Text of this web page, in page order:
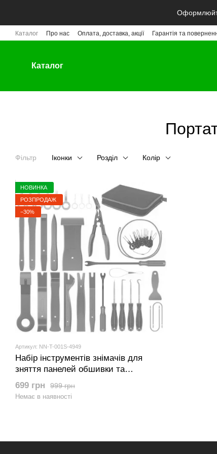
Каталог Про нас Оплата, доставка, акції Гарантія та
Каталог
Фільтр Іконки Розділ Колір
НОВИНКА
РОЗПРОДАЖ
−30%
Артикул: NN-T-001S-4949
Набір інструментів знімачів для
зняття панелей обшивки та
елементів салону автомобіля NN T-
001S Чорний з червоним
999 грн
699 грн
Немає в наявності